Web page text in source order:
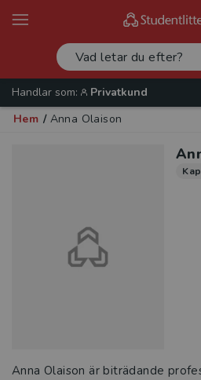
Handlar som:
Privatkund
Hem / Anna Olaison
Anna Olaison är biträdande